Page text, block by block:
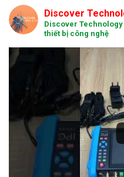
Discover
Discover
thiết bị công nghệ